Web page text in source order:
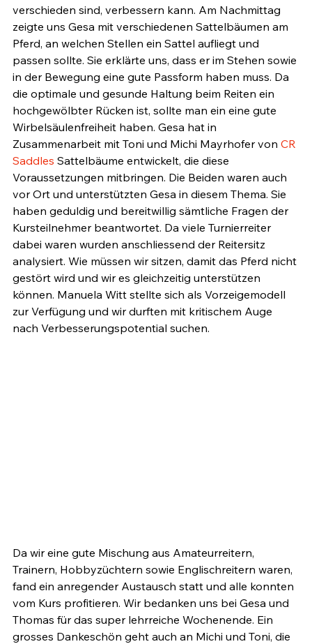
verschieden sind, verbessern kann. Am Nachmittag
zeigte uns Gesa mit verschiedenen Sattelbäumen am
Pferd, an welchen Stellen ein Sattel aufliegt und
passen sollte. Sie erklärte uns, dass er im Stehen sowie
in der Bewegung eine gute Passform haben muss. Da
die optimale und gesunde Haltung beim Reiten ein
hochgewölbter Rücken ist, sollte man ein eine gute
Wirbelsäulenfreiheit haben. Gesa hat in
Zusammenarbeit mit Toni und Michi Mayrhofer von CR
Saddles Sattelbäume entwickelt, die diese
Voraussetzungen mitbringen. Die Beiden waren auch
vor Ort und unterstützten Gesa in diesem Thema. Sie
haben geduldig und bereitwillig sämtliche Fragen der
Kursteilnehmer beantwortet. Da viele Turnierreiter
dabei waren wurden anschliessend der Reitersitz
analysiert. Wie müssen wir sitzen, damit das Pferd nicht
gestört wird und wir es gleichzeitig unterstützen
können. Manuela Witt stellte sich als Vorzeigemodell
zur Verfügung und wir durften mit kritischem Auge
nach Verbesserungspotential suchen.
Da wir eine gute Mischung aus Amateurreitern,
Trainern, Hobbyzüchtern sowie Englischreitern waren,
fand ein anregender Austausch statt und alle konnten
vom Kurs profitieren. Wir bedanken uns bei Gesa und
Thomas für das super lehrreiche Wochenende. Ein
grosses Dankeschön geht auch an Michi und Toni, die